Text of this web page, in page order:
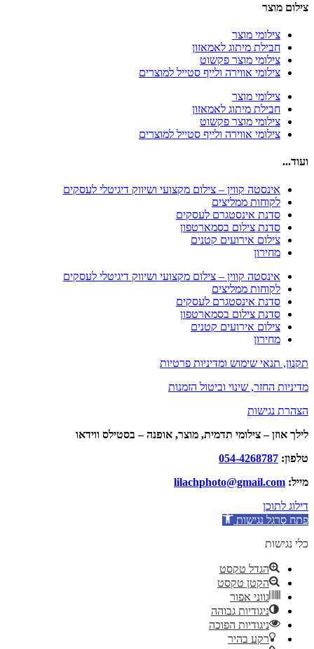
צילום מוצר
צילומי מוצר
חבילת מיתוג לאמאזון‎
צילומי מוצר פקשוט
צילומי אווירה ולייף סטייל למוצרים
צילומי מוצר
חבילת מיתוג לאמאזון‎
צילומי מוצר פקשוט
צילומי אווירה ולייף סטייל למוצרים
ועוד...
אינסטה קווין – צילום מקצועי ושיווק דיגיטלי לעסקים
לקוחות ממליצים
סדנת אינסטגרם לעסקים
סדנת צילום בסמארטפון
צילום אירועים קטנים
מחירון
אינסטה קווין – צילום מקצועי ושיווק דיגיטלי לעסקים
לקוחות ממליצים
סדנת אינסטגרם לעסקים
סדנת צילום בסמארטפון
צילום אירועים קטנים
מחירון
תקנון, תנאי שימוש ומדיניות פרטיות
מדיניות החזר, שינוי וביטול הזמנות
הצהרת נגישות
לילך אוזן – צילומי תדמית, מוצר, אופנה – בסטילס ווידאו
טלפון: 054-4268787
מייל: lilachphoto@gmail.com
דילוג לתוכן
פתח סרגל נגישות
כלי נגישות
הגדל טקסט
הקטן טקסט
גווני אפור
ניגודיות גבוהה
ניגודיות הפוכה
רקע בהיר